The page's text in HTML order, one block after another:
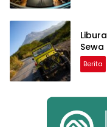
Berita